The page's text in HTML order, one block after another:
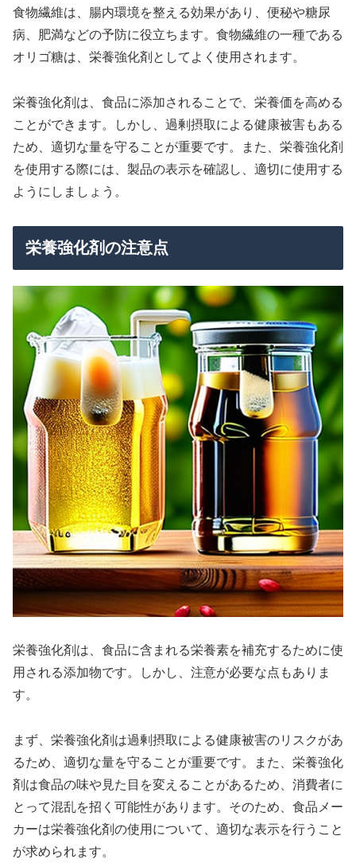
食物繊維は、腸内環境を整える効果があり、便秘や糖尿
病、肥満などの予防に役立ちます。食物繊維の一種である
オリゴ糖は、栄養強化剤としてよく使用されます。
栄養強化剤は、食品に添加されることで、栄養価を高める
ことができます。しかし、過剰摂取による健康被害もある
ため、適切な量を守ることが重要です。また、栄養強化剤
を使用する際には、製品の表示を確認し、適切に使用する
ようにしましょう。
栄養強化剤の注意点
栄養強化剤は、食品に含まれる栄養素を補充するために使
用される添加物です。しかし、注意が必要な点もありま
す。
まず、栄養強化剤は過剰摂取による健康被害のリスクがあ
るため、適切な量を守ることが重要です。また、栄養強化
剤は食品の味や見た目を変えることがあるため、消費者に
とって混乱を招く可能性があります。そのため、食品メー
カーは栄養強化剤の使用について、適切な表示を行うこと
が求められます。